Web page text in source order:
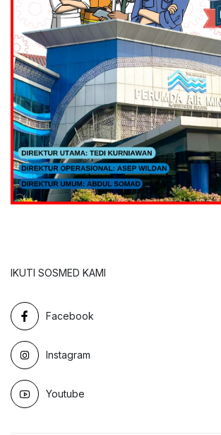
IKUTI SOSMED KAMI
Facebook
Instagram
Youtube